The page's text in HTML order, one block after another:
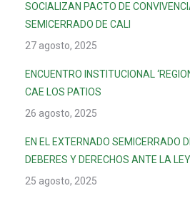
SOCIALIZAN PACTO DE
SEMICERRADO DE CALI
27 agosto, 2025
ENCUENTRO INSTITUCIONAL
CAE LOS PATIOS
26 agosto, 2025
EN EL EXTERNADO SEMICERRADO
DEBERES Y DERECHOS ANTE LA LEY
25 agosto, 2025